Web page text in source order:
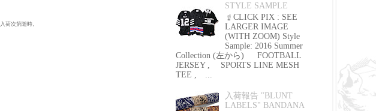
荷次第随時。
STYLE SAMPLE
☝ CLICK PIX : SEE
LARGER IMAGE
(WITH ZOOM) Style
Sample: 2016 Summer
Collection (左から) FOOTBALL
JERSEY , SPORTS LINE MESH
TEE , ...
入荷報告 "BLUNT
LABELS" BANDANA